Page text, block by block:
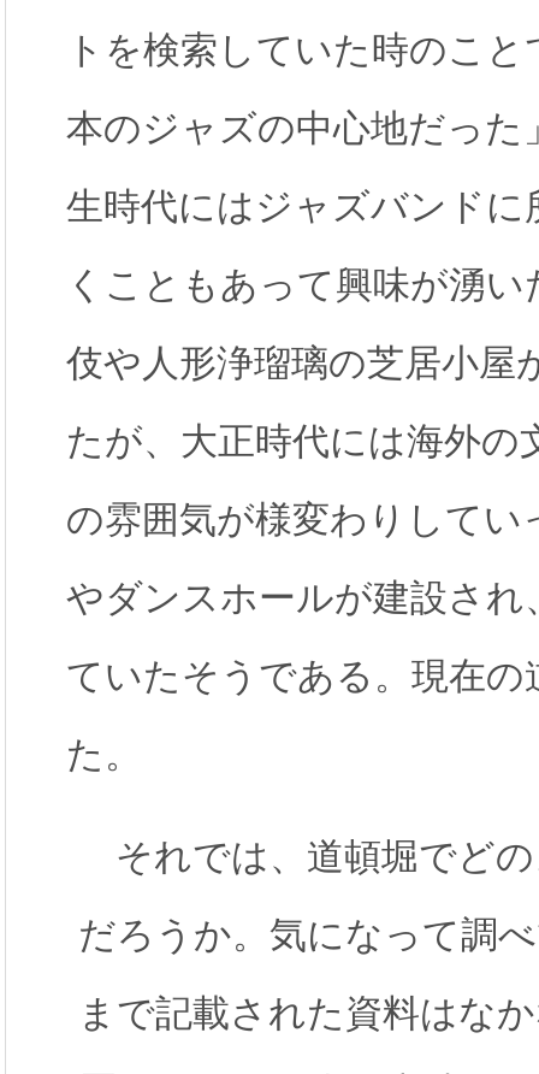
トを検索していた時のこ
本のジャズの中心地だっ
生時代にはジャズバンド
くこともあって興味が湧
伎や人形浄瑠璃の芝居小屋
たが、大正時代には海外
の雰囲気が様変わりして
やダンスホールが建設さ
ていたそうである。現在
た。
それでは、道頓堀でど
だろうか。気になって調
まで記載された資料はな